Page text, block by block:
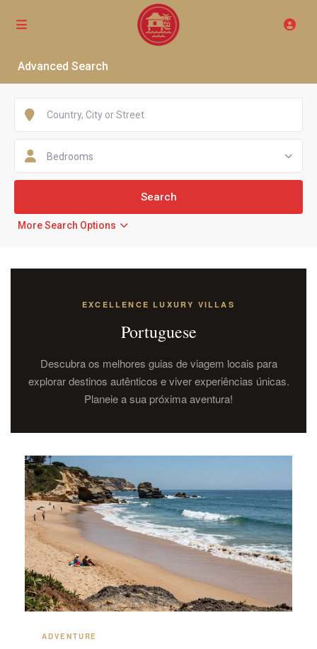
Advanced Search
Bedrooms
More Search Options
EXCELLENCE LUXURY VILLAS
Portuguese
Descubra os melhores guias de viagem locais para
explorar destinos autênticos e viver experiências únicas.
Planeie a sua próxima aventura!
ADVENTURE